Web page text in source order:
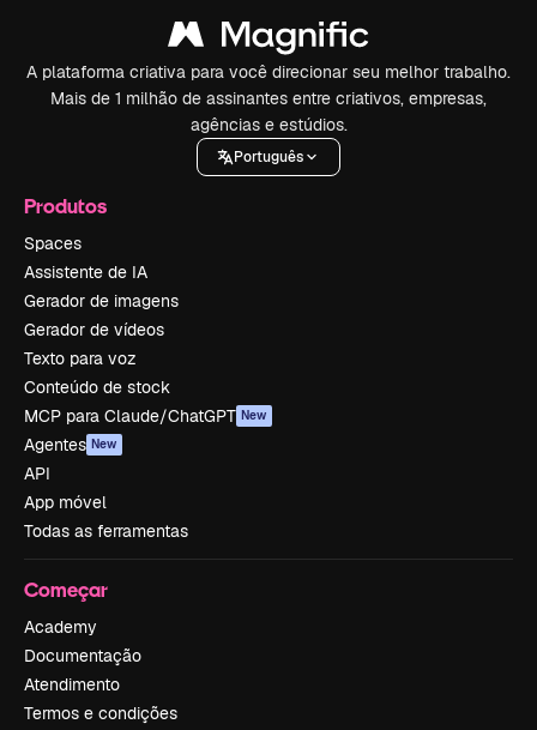
A plataforma criativa para você direcionar seu melhor trabalho.
Mais de 1 milhão de assinantes entre criativos, empresas,
agências e estúdios.
Português
Produtos
Spaces
Assistente de IA
Gerador de imagens
Gerador de vídeos
Texto para voz
Conteúdo de stock
MCP para Claude/ChatGPT New
Agentes New
API
App móvel
Todas as ferramentas
Começar
Academy
Documentação
Atendimento
Termos e condições